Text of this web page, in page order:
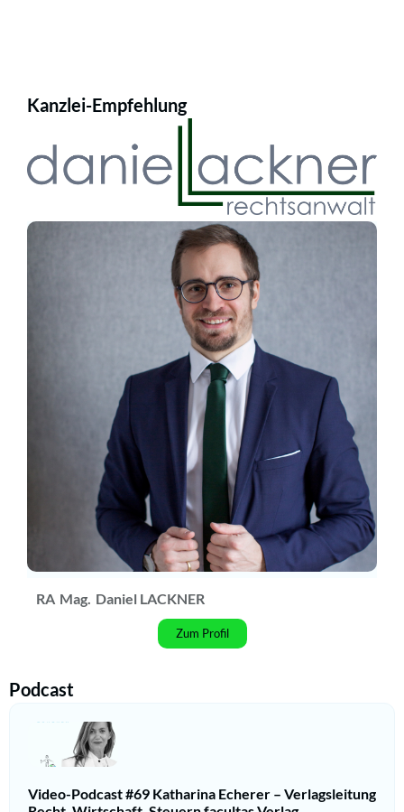
Kanzlei-Empfehlung
RA Mag. Daniel LACKNER
Zum Profil
Podcast
Video-Podcast #69 Katharina Echerer – Verlagsleitung